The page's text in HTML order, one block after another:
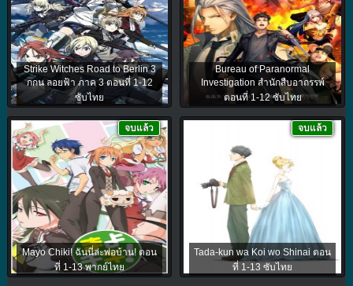
Strike Witches Road to Berlin 3
กกน ลอยฟ้า ภาค 3 ตอนที่ 1-12
ซับไทย
Bureau of Paranormal
Investigation สำนักสืบอาถรรพ์
ตอนที่ 1-12 ซับไทย
Mayo Chiki! ฉันนี่ล่ะพ่อบ้าน! ตอน
ที่ 1-13 พากย์ไทย
จบแล้ว
Tada-kun wa Koi wo Shinai ตอน
ที่ 1-13 ซับไทย
จบแล้ว